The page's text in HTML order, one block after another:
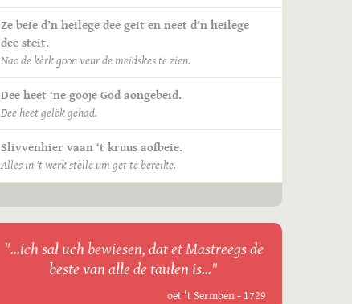
Ze beie d’n heilege dee geit en neet d’n heilege
dee steit.
Nao de kèrk goon veur de meidskes te zien.
Dee heet ‘ne gooje God aongebeid.
Dee heet gelök gehad.
Slivvenhier vaan ‘t kruus aofbeie.
Alles in 't werk stèlle um get te bereike.
"...ich sal uch bewiesen, dat et Mastreegs de
beste van alle de taulen is..."
oet 't Sermoen - 1729